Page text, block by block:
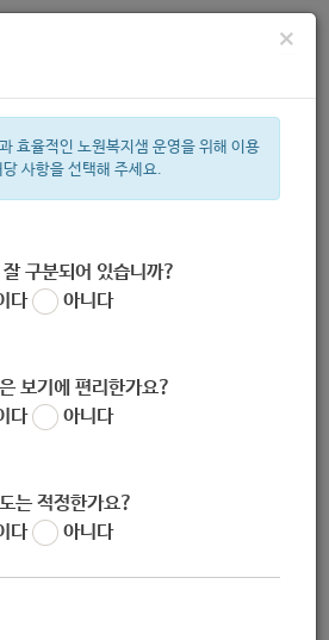
로 보는 복지 정보
×
효율적인 노원복지샘 운영을 위해 이용
사항을 선택해 주세요.
구분되어 있습니까?
다 아니다
보기에 편리한가요?
다 아니다
는 적정한가요?
다 아니다
게시판 운영 안내
| 추천 1 |